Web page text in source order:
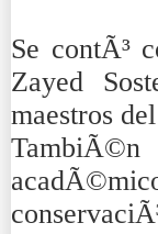
Se contÃ³
Zayed
maestros